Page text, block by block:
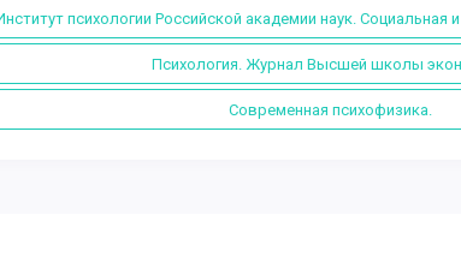
психологии Российской академии наук. Социальная
Психология. Журнал Высшей школы
Современная психофизика.